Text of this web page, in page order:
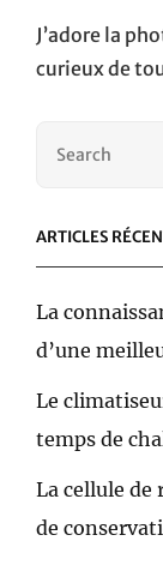
J’adore la
curieux de
ARTICLES
La
d’une
Le
temps de
La cellule
de